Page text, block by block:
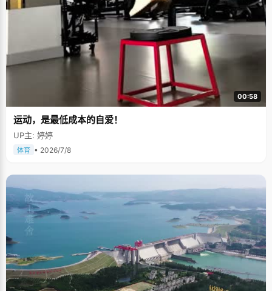
00:58
运动，是最低成本的自爱！
UP主: 婷婷
体育 • 2026/7/8